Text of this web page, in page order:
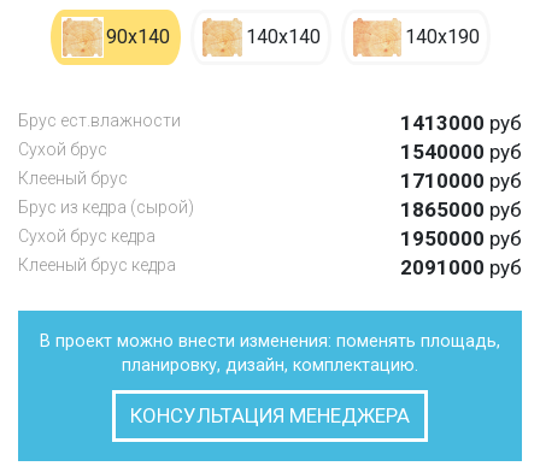
90х140 140х140 140х190
Брус ест.влажности 1413000 руб
Сухой брус 1540000 руб
Клееный брус 1710000 руб
Брус из кедра (сырой) 1865000 руб
Сухой брус кедра 1950000 руб
Клееный брус кедра 2091000 руб
В проект можно внести изменения: поменять площадь,
планировку, дизайн, комплектацию.
КОНСУЛЬТАЦИЯ МЕНЕДЖЕРА